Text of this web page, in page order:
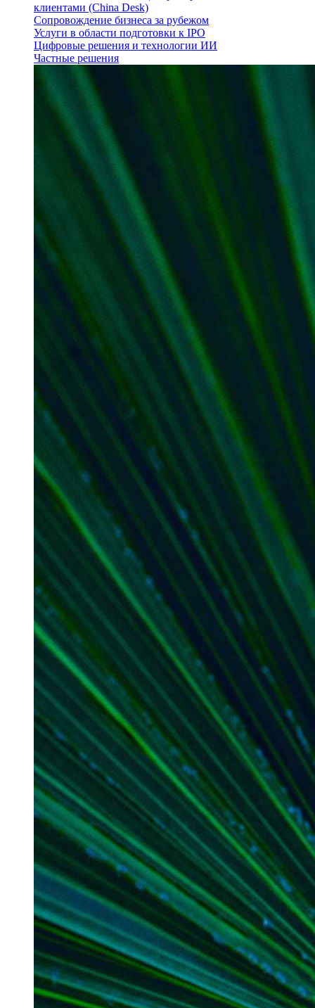
клиентами (China Desk)
Сопровождение бизнеса за рубежом
Услуги в области подготовки к IPO
Цифровые решения и технологии ИИ
Частные решения